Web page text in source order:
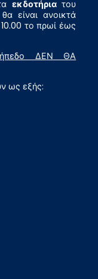
εκδοτήριατου
είναι ανοικτά
το πρωί έως
ΔΕΝ ΘΑ
ως εξής: